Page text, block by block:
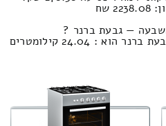
שח
— גבעת ברנר ?
: 24.04 קילומטרים